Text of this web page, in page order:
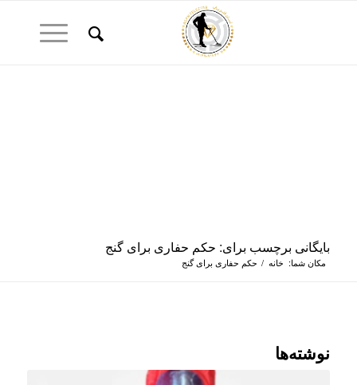
بایگانی برچسب برای: حکم حفاری برای گنج
مکان شما: خانه / حکم حفاری برای گنج
نوشته‌ها